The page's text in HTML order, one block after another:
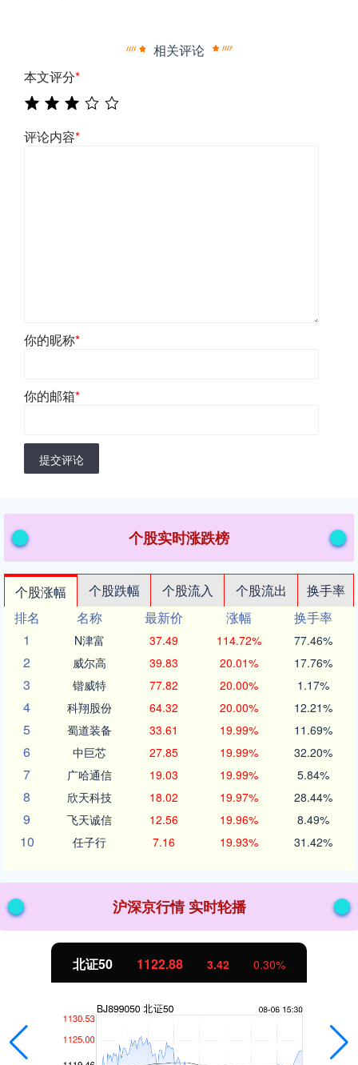
相关评论
本文评分*
评论内容*
你的昵称*
你的邮箱*
提交评论
个股实时涨跌榜
个股涨幅 个股跌幅 个股流入 个股流出
换手率
排名
名称 最新价 涨幅
换手率
1
N津富 37.49 114.72% 77.46%
2 威尔高 39.83 20.01% 17.76%
3 锴威特 77.82 20.00% 1.17%
4 科翔股份 64.32 20.00% 12.21%
5 蜀道装备 33.61 19.99% 11.69%
6 中巨芯 27.85 19.99% 32.20%
7 广哈通信 19.03 19.99% 5.84%
8 欣天科技 18.02 19.97% 28.44%
9 飞天诚信 12.56 19.96% 8.49%
10 任子行 7.16 19.93% 31.42%
沪深京行情 实时轮播
北证50 1122.88 3.42 0.30%